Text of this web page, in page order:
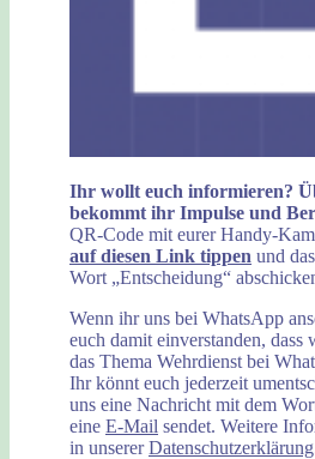
Ihr wollt euch informieren?
bekommt ihr Impulse und
QR-Code mit eurer Handy-
auf diesen Link tippen und
Wort „Entscheidung“
Wenn ihr uns bei WhatsApp
euch damit einverstanden, dass
das Thema Wehrdienst bei
Ihr könnt euch jederzeit
uns eine Nachricht mit dem
eine E-Mail sendet. Weitere
in unsererDatenschutzerklärung